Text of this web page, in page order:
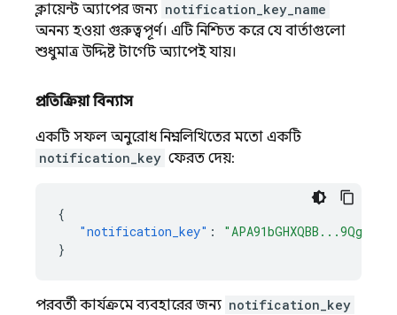
ক্লায়েন্ট অ্যাপের জন্য notification_key_name
অনন্য হওয়া গুরুত্বপূর্ণ। এটি নিশ্চিত করে যে বার্তাগুলো
শুধুমাত্র উদ্দিষ্ট টার্গেট অ্যাপেই যায়।
প্রতিক্রিয়া বিন্যাস
একটি সফল অনুরোধ নিম্নলিখিতের মতো একটি
notification_key ফেরত দেয়:
{
"notification_key" :
}
পরবর্তী কার্যক্রমে ব্যবহারের জন্য notification_key